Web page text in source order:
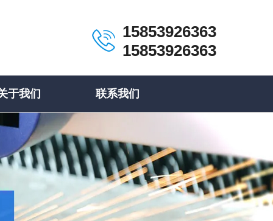
15853926363
15853926363
于我们 联系我们